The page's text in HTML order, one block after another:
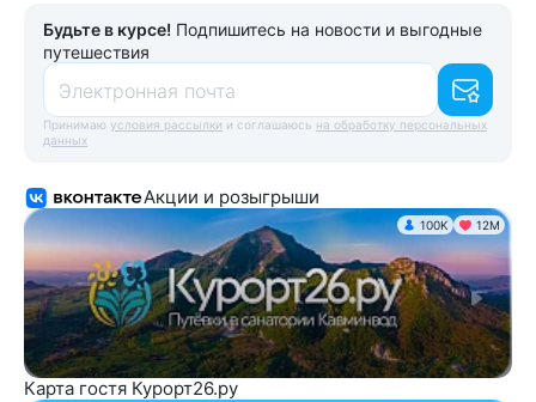
Будьте в курсе! Подпишитесь на новости и выгодные
путешествия
Электронная почта
Принимаю условия рассылки и соглашаюсь на обработку персональных
данных
Акции и розыгрыши
100K 12М
Карта гостя Курорт26.ру